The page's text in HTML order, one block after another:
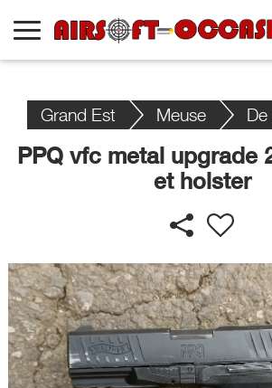
Grand Est Meuse
PPQ vfc metal upgrade
et holster